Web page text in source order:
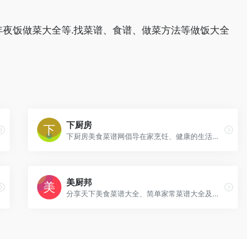
饭做菜大全等.找菜谱、食谱、做菜方法等做饭大全
下厨房
下厨房美食菜谱网倡导在家烹饪、健康的生活方式，提供有版权的实用菜谱做法与饮食知识，提供厨师和美食爱好者一个记录、分享的平台。
美厨邦
分享天下美食菜谱大全、简单家常菜谱大全及做法、家常菜谱大全带图片、饮食养生知识、厨艺知识大全,美厨邦是学做菜做饭的美食网站,美食爱好者的美食社区,欢迎您的加入！